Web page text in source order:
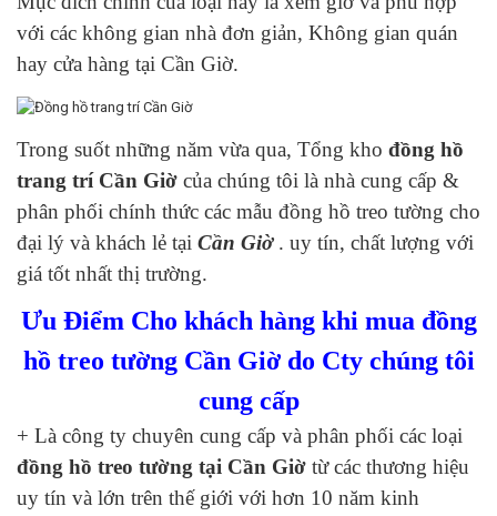
với các không gian nhà đơn giản, Không gian quán
hay cửa hàng tại Cần Giờ.
Trong suốt những năm vừa qua, Tổng kho đồng hồ
trang trí Cần Giờ của chúng tôi là nhà cung cấp &
phân phối chính thức các mẫu đồng hồ treo tường cho
đại lý và khách lẻ tại Cần Giờ. uy tín, chất lượng với
giá tốt nhất thị trường.
Ưu Điểm Cho khách hàng khi mua đồng
hồ treo tường Cần Giờ do Cty chúng tôi
cung cấp
+ Là công ty chuyên cung cấp và phân phối các loại
đồng hồ treo tường tại Cần Giờ từ các thương hiệu
uy tín và lớn trên thế giới với hơn 10 năm kinh